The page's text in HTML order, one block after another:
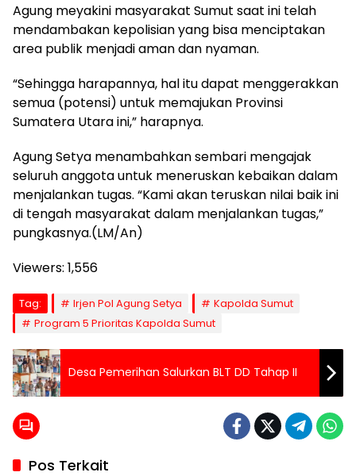
Agung meyakini masyarakat Sumut saat ini telah
mendambakan kepolisian yang bisa menciptakan
area publik menjadi aman dan nyaman.
“Sehingga harapannya, hal itu dapat menggerakkan
semua (potensi) untuk memajukan Provinsi
Sumatera Utara ini,” harapnya.
Agung Setya menambahkan sembari mengajak
seluruh anggota untuk meneruskan kebaikan dalam
menjalankan tugas. “Kami akan teruskan nilai baik ini
di tengah masyarakat dalam menjalankan tugas,”
pungkasnya.(LM/An)
Viewers: 1,556
Tag: Irjen Pol Agung Setya
Kapolda Sumut
Program 5 Prioritas Kapolda Sumut
Desa Pemerihan Salurkan BLT DD Tahap II
Pos Terkait